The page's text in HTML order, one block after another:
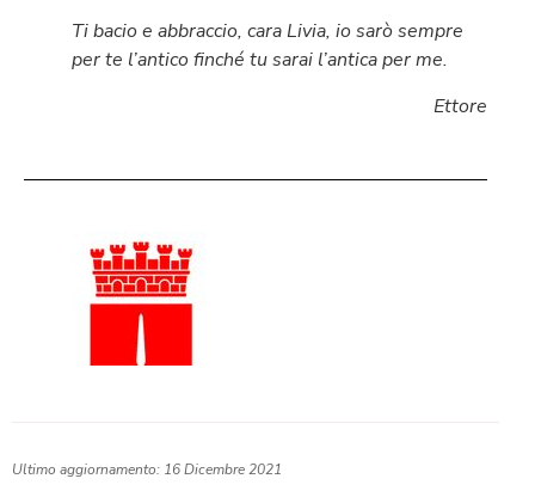
Ti bacio e abbraccio, cara Livia, io sarò sempre
per te l’antico finché tu sarai l’antica per me.
Ettore
Ultimo aggiornamento: 16 Dicembre 2021